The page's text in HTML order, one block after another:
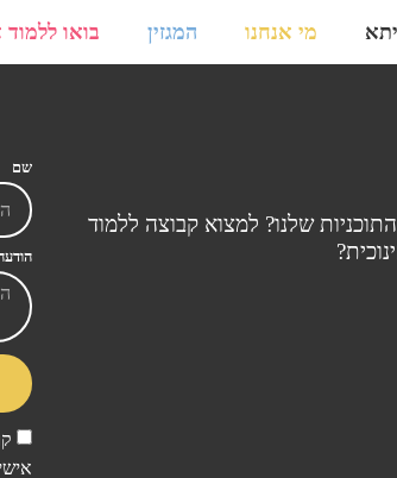
מי אנחנו המגזין בואו ללמוד
שלנו? למצוא קבוצה ללמוד
שם